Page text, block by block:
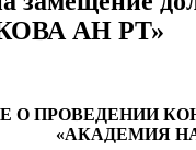
АН РТ»
О ПРОВЕДЕНИИ
«АКАДЕМИЯ